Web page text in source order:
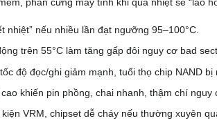
nhiệt” nếu nhiều lần đạt ngưỡng 95–100°C.
trên 55°C làm tăng gấp đôi nguy cơ bad
độ đọc/ghi giảm mạnh, tuổi thọ chip NAND bị
khiến pin phồng, chai nhanh, thậm chí nguy
VRM, chipset dễ cháy nếu thường xuyên